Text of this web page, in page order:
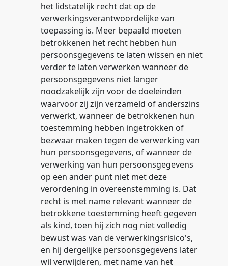
het lidstatelijk recht dat op de
verwerkingsverantwoordelijke van
toepassing is. Meer bepaald moeten
betrokkenen het recht hebben hun
persoonsgegevens te laten wissen en niet
verder te laten verwerken wanneer de
persoonsgegevens niet langer
noodzakelijk zijn voor de doeleinden
waarvoor zij zijn verzameld of anderszins
verwerkt, wanneer de betrokkenen hun
toestemming hebben ingetrokken of
bezwaar maken tegen de verwerking van
hun persoonsgegevens, of wanneer de
verwerking van hun persoonsgegevens
op een ander punt niet met deze
verordening in overeenstemming is. Dat
recht is met name relevant wanneer de
betrokkene toestemming heeft gegeven
als kind, toen hij zich nog niet volledig
bewust was van de verwerkingsrisico's,
en hij dergelijke persoonsgegevens later
wil verwijderen, met name van het